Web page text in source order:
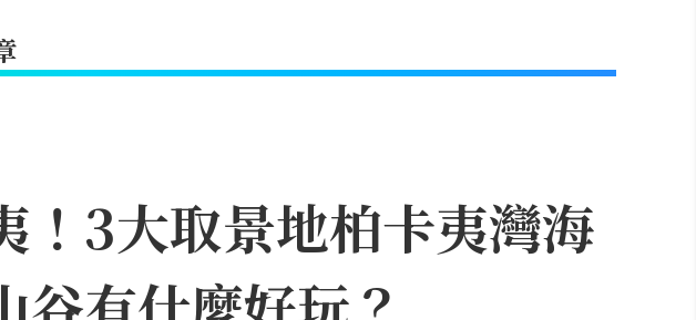
！3大取景地柏卡夷灣海